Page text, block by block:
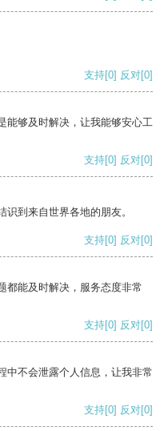
支持[0] 反对[0]
能够及时解决，让我能够安心工
支持[0] 反对[0]
到来自世界各地的朋友。
支持[0] 反对[0]
都能及时解决，服务态度非常
支持[0] 反对[0]
中不会泄露个人信息，让我非常
支持[0] 反对[0]